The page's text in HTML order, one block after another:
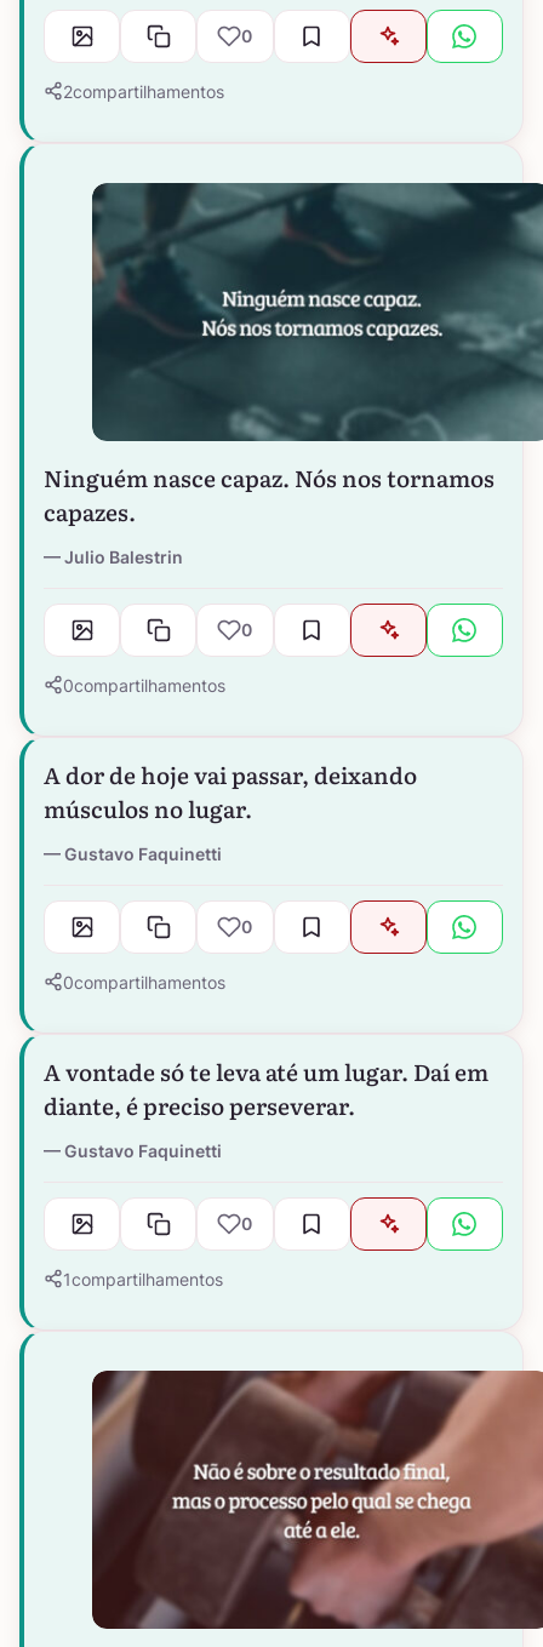
0
2compartilhamentos
Ninguém nasce capaz. Nós nos tornamos
capazes.
Julio Balestrin
0
0compartilhamentos
A dor de hoje vai passar, deixando
músculos no lugar.
Gustavo Faquinetti
0
0compartilhamentos
A vontade só te leva até um lugar. Daí em
diante, é preciso perseverar.
Gustavo Faquinetti
0
1compartilhamentos